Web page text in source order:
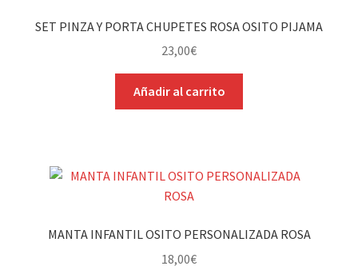
SET PINZA Y PORTA CHUPETES ROSA OSITO PIJAMA
23,00€
Añadir al carrito
MANTA INFANTIL OSITO PERSONALIZADA ROSA
18,00€